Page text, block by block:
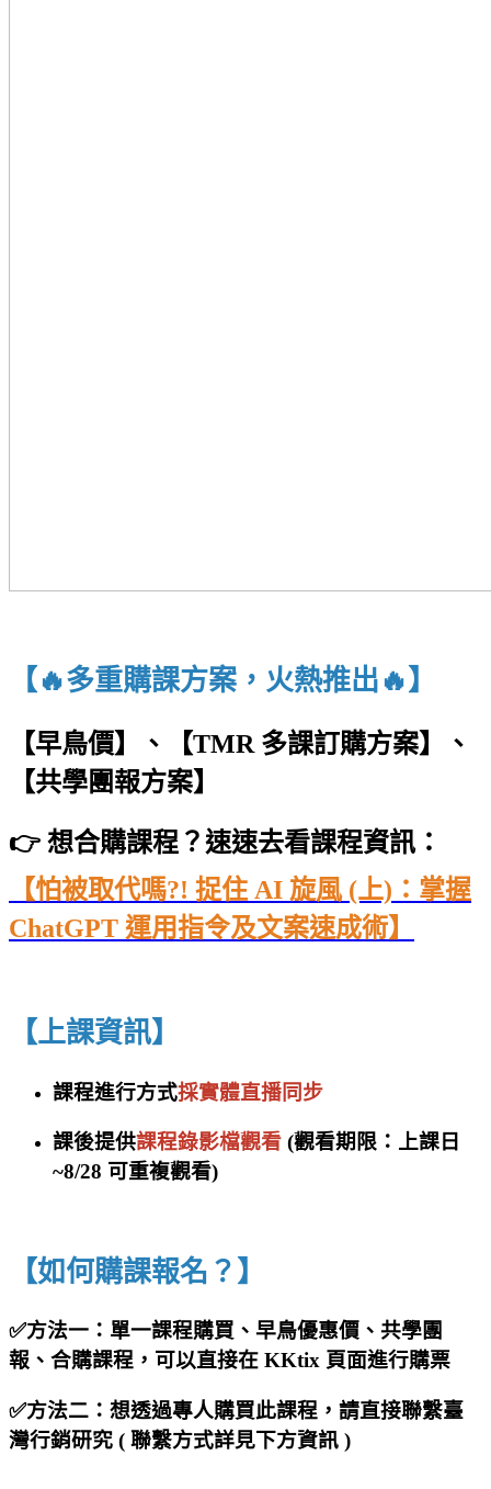
【🔥多重購課方案，火熱推出🔥】
【早鳥價】、
【TMR 多課訂購方案】、
【共學團報方案】
👉 想合購課程？速速去看課程資訊：
【怕被取代嗎?! 捉住 AI 旋風 (上)：掌握
ChatGPT 運用指令及文案速成術】
【上課資訊】
課程進行方式採實體直播同步
課後提供課程錄影檔觀看 (觀看期限：上課日
~8/28 可重複觀看)
【如何購課報名？】
✅方法一： 單一課程購買、早鳥優惠價、共學團
報、合購課程，可以直接在 KKtix 頁面進行購票
✅方法二：想透過專人購買此課程，請直接聯繫臺
灣行銷研究 ( 聯繫方式詳見下方資訊 )